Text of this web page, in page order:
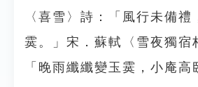
〈喜雪〉詩：「風行未備禮
霙。」宋．蘇軾〈雪夜獨宿
「晚雨纖纖變玉霙，小庵高